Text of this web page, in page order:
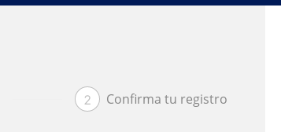
2 Confirma tu registro